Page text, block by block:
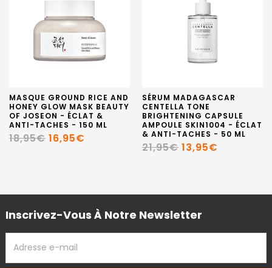
MASQUE GROUND RICE AND
HONEY GLOW MASK BEAUTY
OF JOSEON - ÉCLAT &
ANTI-TACHES - 150 ML
18,95€ 16,95€
SÉRUM MADAGASCAR
CENTELLA TONE
BRIGHTENING CAPSULE
AMPOULE SKIN1004 - ÉCLAT
& ANTI-TACHES - 50 ML
21,95€ 13,95€
Inscrivez-Vous À Notre Newsletter
EMAIL